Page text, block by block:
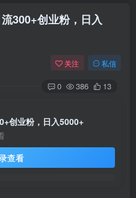
300+创业粉，日入
关注 私信
0 386 13
创业粉，日入5000+
查看